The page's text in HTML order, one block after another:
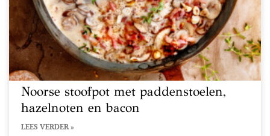
Noorse stoofpot met paddenstoelen,
hazelnoten en bacon
LEES VERDER »